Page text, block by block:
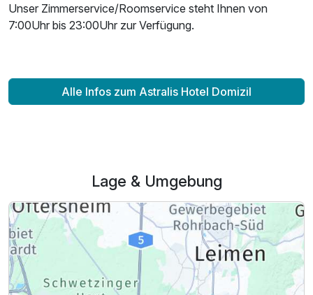
Unser Zimmerservice/Roomservice steht Ihnen von
7:00Uhr bis 23:00Uhr zur Verfügung.
Alle Infos zum Astralis Hotel Domizil
Lage & Umgebung